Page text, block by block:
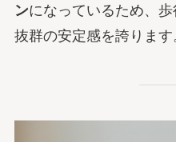
ンになっているため、歩
抜群の安定感を誇ります